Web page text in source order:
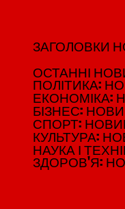
ЗАГОЛОВКИ
ОСТАННІ
ПОЛІТИКА:
ЕКОНОМІКА:
БІЗНЕС:
СПОРТ:
КУЛЬТУРА:
НАУКА І
ЗДОРОВ'Я:
ЗАГОЛОВКИ
ОСТАННІ
ПОЛІТИКА:
ЕКОНОМІКА:
БІЗНЕС:
СПОРТ:
КУЛЬТУРА:
НАУКА І
ЗДОРОВ'Я: